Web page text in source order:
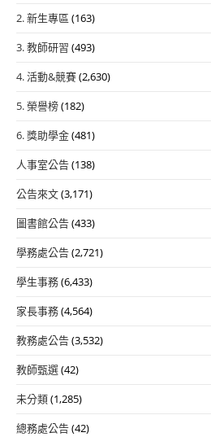
2. 新生專區 (163)
3. 教師研習 (493)
4. 活動&競賽(2,630)
5. 榮譽榜(182)
6. 獎助學金(481)
人事室公告(138)
公告來文(3,171)
圖書館公告(433)
學務處公告(2,721)
學生事務(6,433)
家長事務(4,564)
教務處公告(3,532)
教師甄選(42)
未分類(1,285)
總務處公告(42)